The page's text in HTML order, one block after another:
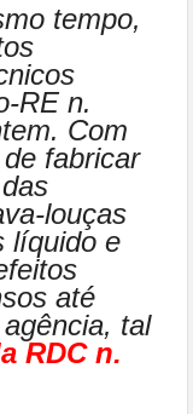
tempo,
RE n.
Com
fabricar
louças
líquido e
até
tal
RDC n.